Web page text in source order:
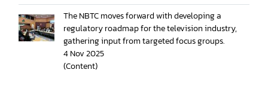
The NBTC moves forward with developing a
regulatory roadmap for the television industry,
gathering input from targeted focus groups.
4 Nov 2025
(Content)